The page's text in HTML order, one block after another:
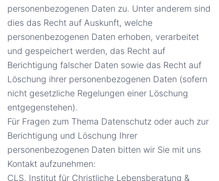
personenbezogenen Daten zu. Unter anderem sind
dies das Recht auf Auskunft, welche
personenbezogenen Daten erhoben, verarbeitet
und gespeichert werden, das Recht auf
Berichtigung falscher Daten sowie das Recht auf
Löschung ihrer personenbezogenen Daten (sofern
nicht gesetzliche Regelungen einer Löschung
entgegenstehen).
Für Fragen zum Thema Datenschutz oder auch zur
Berichtigung und Löschung Ihrer
personenbezogenen Daten bitten wir Sie mit uns
Kontakt aufzunehmen:
CLS, Institut für Christliche Lebensberatung &